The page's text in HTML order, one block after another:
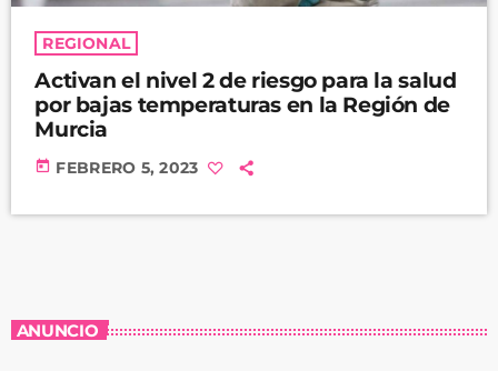
REGIONAL
Activan el nivel 2 de riesgo para la salud
por bajas temperaturas en la Región de
Murcia
today FEBRERO 5, 2023
ANUNCIO